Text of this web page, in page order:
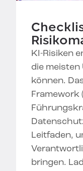
KI-Risiken
die
können.
Framework
Leitfaden,
bringen.